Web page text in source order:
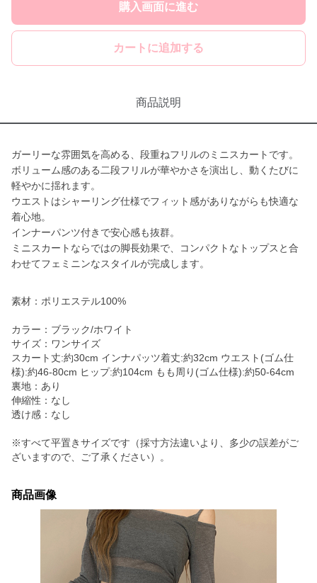
購入画面に進む
カートに追加する
商品説明
ガーリーな雰囲気を高める、段重ねフリルのミニスカートです。
ボリューム感のある二段フリルが華やかさを演出し、動くたびに
軽やかに揺れます。
ウエストはシャーリング仕様でフィット感がありながらも快適な
着心地。
インナーパンツ付きで安心感も抜群。
ミニスカートならではの脚長効果で、コンパクトなトップスと合
わせてフェミニンなスタイルが完成します。
素材：ポリエステル100%
カラー：ブラック/ホワイト
サイズ：ワンサイズ
スカート丈:約30cm インナパッツ着丈:約32cm ウエスト(ゴム仕
様):約46-80cm ヒップ:約104cm もも周り(ゴム仕様):約50-64cm
裏地：あり
伸縮性：なし
透け感：なし
※すべて平置きサイズです（採寸方法違いより、多少の誤差がご
ざいますので、ご了承ください）。
商品画像